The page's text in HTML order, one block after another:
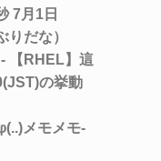
7月1日
だな）
メモメモ-